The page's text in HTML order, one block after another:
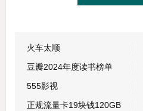
火车太顺
豆瓣2024年度读书榜单
555影视
正规流量卡19块钱120GB